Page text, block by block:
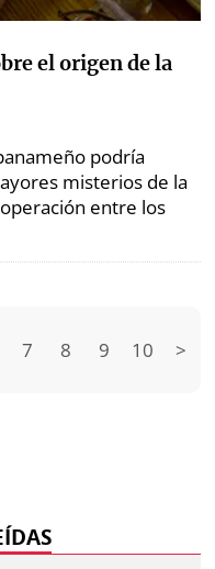
el origen de la
podría
misterios de la
entre los
7 8 9 10 >